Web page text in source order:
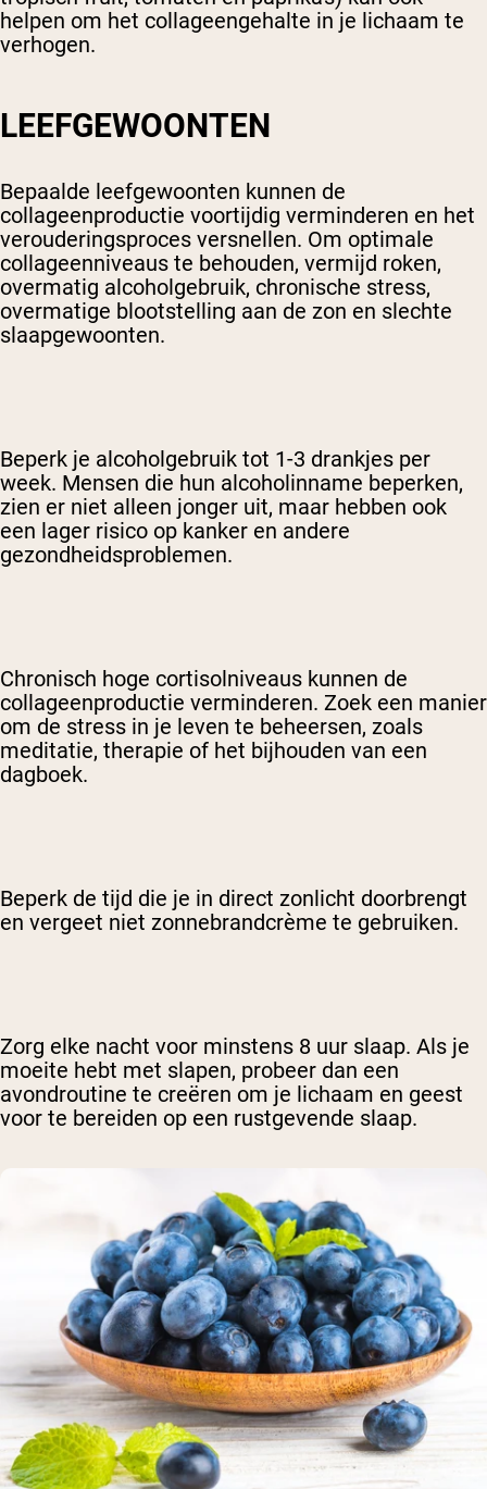
helpen om het collageengehalte in je lichaam te
verhogen.
LEEFGEWOONTEN
Bepaalde leefgewoonten kunnen de
collageenproductie voortijdig verminderen en het
verouderingsproces versnellen. Om optimale
collageenniveaus te behouden, vermijd roken,
overmatig alcoholgebruik, chronische stress,
overmatige blootstelling aan de zon en slechte
slaapgewoonten.
Beperk je alcoholgebruik tot 1-3 drankjes per
week. Mensen die hun alcoholinname beperken,
zien er niet alleen jonger uit, maar hebben ook
een lager risico op kanker en andere
gezondheidsproblemen.
Chronisch hoge cortisolniveaus kunnen de
collageenproductie verminderen. Zoek een manier
om de stress in je leven te beheersen, zoals
meditatie, therapie of het bijhouden van een
dagboek.
Beperk de tijd die je in direct zonlicht doorbrengt
en vergeet niet zonnebrandcrème te gebruiken.
Zorg elke nacht voor minstens 8 uur slaap. Als je
moeite hebt met slapen, probeer dan een
avondroutine te creëren om je lichaam en geest
voor te bereiden op een rustgevende slaap.